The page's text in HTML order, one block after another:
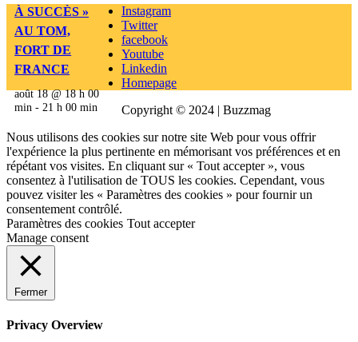
À SUCCÈS »
AU TOM,
FORT DE
FRANCE
août 18 @ 18 h 00
min - 21 h 00 min
Instagram
Twitter
facebook
Youtube
Linkedin
Homepage
Copyright © 2024 | Buzzmag
Nous utilisons des cookies sur notre site Web pour vous offrir
l'expérience la plus pertinente en mémorisant vos préférences et en
répétant vos visites. En cliquant sur « Tout accepter », vous
consentez à l'utilisation de TOUS les cookies. Cependant, vous
pouvez visiter les « Paramètres des cookies » pour fournir un
consentement contrôlé.
Paramètres des cookies Tout accepter
Manage consent
Fermer
Privacy Overview